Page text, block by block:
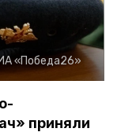
«Победа26»
приняли